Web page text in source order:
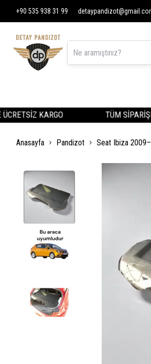
+90 535 938 31 99
KARGO TÜM
Anasayfa Pandizot Seat Ibiza